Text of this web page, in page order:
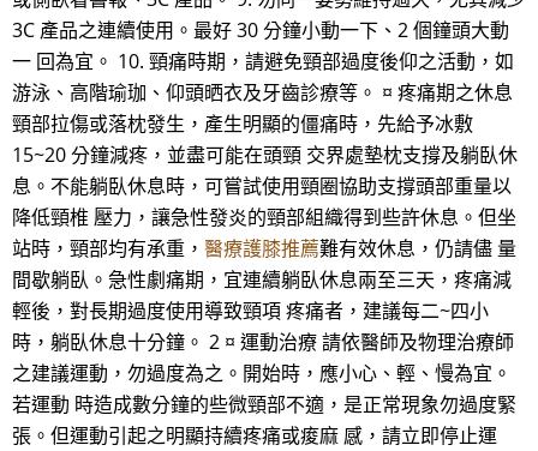
3C 產品之連續使用。最好 30 分鐘小動一下、2 個鐘頭大動
一 回為宜。 10. 頸痛時期，請避免頸部過度後仰之活動，如
游泳、高階瑜珈、仰頭晒衣及牙齒診療等。 ¤ 疼痛期之休息
頸部拉傷或落枕發生，產生明顯的僵痛時，先給予冰敷
15~20 分鐘減疼，並盡可能在頭頸 交界處墊枕支撐及躺臥休
息。不能躺臥休息時，可嘗試使用頸圈協助支撐頭部重量以
降低頸椎 壓力，讓急性發炎的頸部組織得到些許休息。但坐
站時，頸部均有承重， 醫療護膝推薦難有效休息，仍請儘 量
間歇躺臥。急性劇痛期，宜連續躺臥休息兩至三天，疼痛減
輕後，對長期過度使用導致頸項 疼痛者，建議每二~四小
時，躺臥休息十分鐘。 2 ¤ 運動治療 請依醫師及物理治療師
之建議運動，勿過度為之。開始時，應小心、輕、慢為宜。
若運動 時造成數分鐘的些微頸部不適，是正常現象勿過度緊
張。但運動引起之明顯持續疼痛或痠麻 感，請立即停止運